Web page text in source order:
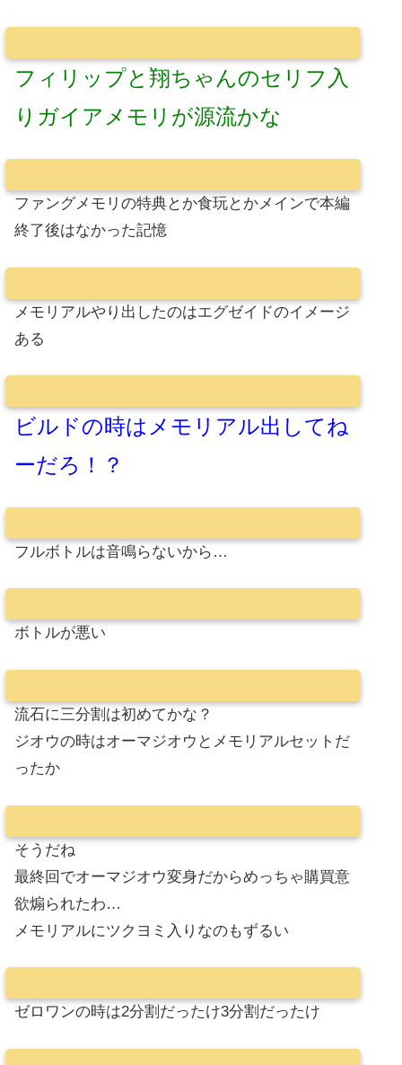
フィリップと翔ちゃんのセリフ入
りガイアメモリが源流かな
ファングメモリの特典とか食玩とかメインで本編
終了後はなかった記憶
メモリアルやり出したのはエグゼイドのイメージ
ある
ビルドの時はメモリアル出してね
ーだろ！？
フルボトルは音鳴らないから…
ボトルが悪い
流石に三分割は初めてかな？
ジオウの時はオーマジオウとメモリアルセットだ
ったか
そうだね
最終回でオーマジオウ変身だからめっちゃ購買意
欲煽られたわ…
メモリアルにツクヨミ入りなのもずるい
ゼロワンの時は2分割だったけ3分割だったけ